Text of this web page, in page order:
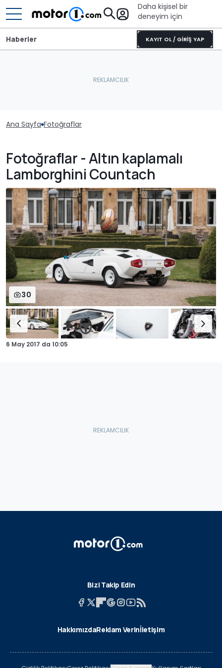
Daha kişisel bir
deneyim için
KAYIT OL / GİRİŞ YAP
Haberler
Ana Sayfa Fotoğraflar
Fotoğraflar - Altın kaplamalı
Lamborghini Countach
30
6 May 2017 da 10:05
Bizi Takip Edin
HakkımızdaReklam Verinİletişim